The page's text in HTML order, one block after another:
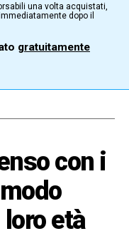
una volta acquistati,
dopo il
gratuitamente
con i
età